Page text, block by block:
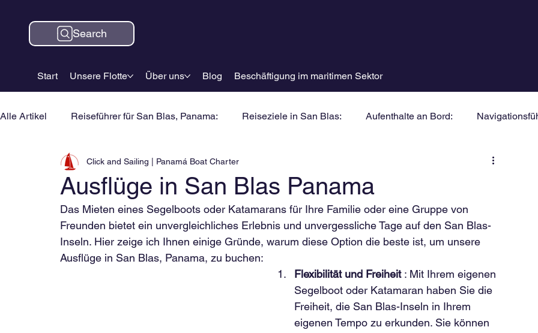
Start Unsere Flotte Über uns Blog Beschäftigung im maritimen Sektor
Search
Alle Artikel Reiseführer für San Blas, Panama: Reiseziele in San Blas: Aufenthalte an Bord:
Ausflüge in San Blas Panama
Click and Sailing | Panamá Boat Charter
Das Mieten eines Segelboots oder Katamarans für Ihre Familie oder eine Gruppe von
Freunden bietet ein unvergleichliches Erlebnis und unvergessliche Tage auf den San Blas-
Inseln. Hier zeige ich Ihnen einige Gründe, warum diese Option die beste ist, um unsere
Ausflüge in San Blas, Panama, zu buchen:
Flexibilität und Freiheit : Mit Ihrem eigenen
Segelboot oder Katamaran haben Sie die
Freiheit, die San Blas-Inseln in Ihrem
eigenen Tempo zu erkunden. Sie können